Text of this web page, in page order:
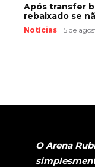
Após transfer
rebaixado se
Notícias 5 de
O Arena